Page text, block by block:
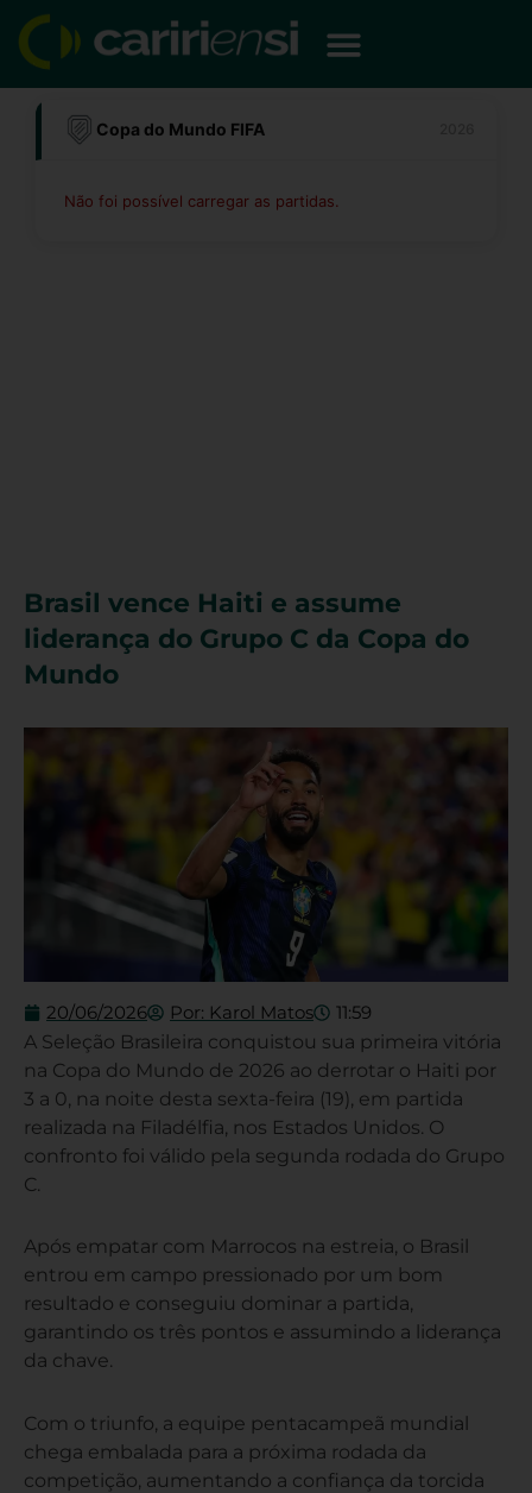
para
conteúdo
Copa do Mundo FIFA
Não foi possível carregar as partidas.
Brasil vence Haiti e assume
liderança do Grupo C da Copa do
Mundo
20/06/2026 Por: Karol Matos 11:59
A Seleção Brasileira conquistou sua primeira vitória
na Copa do Mundo de 2026 ao derrotar o Haiti por
3 a 0, na noite desta sexta-feira (19), em partida
realizada na Filadélfia, nos Estados Unidos. O
confronto foi válido pela segunda rodada do Grupo
C.
Após empatar com Marrocos na estreia, o Brasil
entrou em campo pressionado por um bom
resultado e conseguiu dominar a partida,
garantindo os três pontos e assumindo a liderança
da chave.
Com o triunfo, a equipe pentacampeã mundial
chega embalada para a próxima rodada da
competição, aumentando a confiança da torcida